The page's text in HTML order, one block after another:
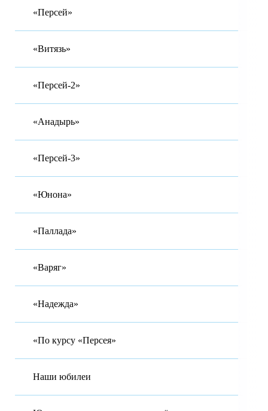
«Персей»
«Витязь»
«Персей-2»
«Анадырь»
«Персей-3»
«Юнона»
«Паллада»
«Варяг»
«Надежда»
«По курсу «Персея»
Наши юбилеи